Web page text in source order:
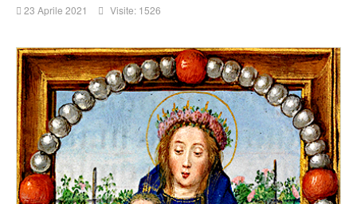
23 Aprile 2021 Visite: 1526